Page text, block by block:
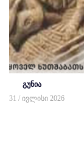
გუნია
31 / ივლისი 2026